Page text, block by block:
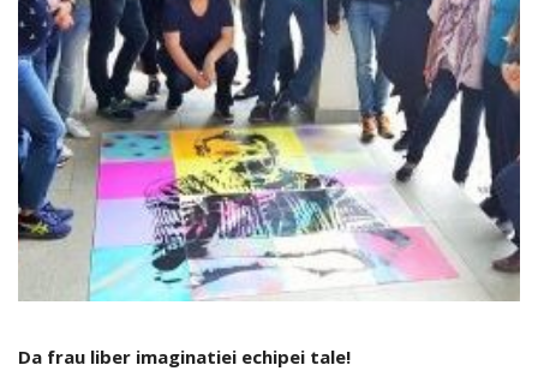
Da frau liber imaginatiei echipei tale!